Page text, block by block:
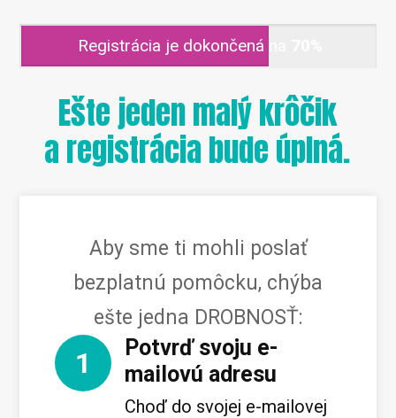
Registrácia je dokončená na
Ešte jeden malý krôčik
a registrácia bude úplná.
Aby sme ti mohli poslať
bezplatnú pomôcku, chýba
ešte jedna DROBNOSŤ:
1
Potvrď svoju e-
mailovú adresu
Choď do svojej e-mailovej